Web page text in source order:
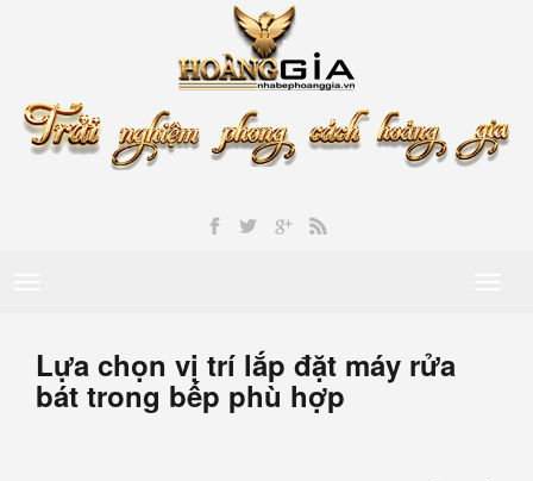
Lựa chọn vị trí lắp đặt máy rửa
bát trong bếp phù hợp